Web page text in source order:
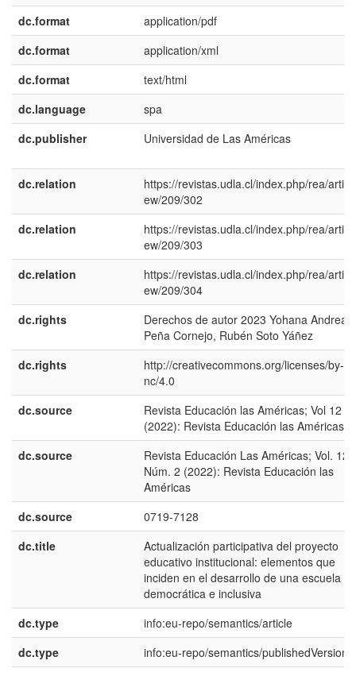
dc.format
application/pdf
dc.format
application/xml
dc.format
text/html
dc.language
spa
dc.publisher
Universidad de Las Américas
dc.relation
https://revistas.udla.cl/index.php/rea/
ew/209/302
dc.relation
https://revistas.udla.cl/index.php/rea/
ew/209/303
dc.relation
https://revistas.udla.cl/index.php/rea/
ew/209/304
dc.rights
Derechos de autor 2023 Yohana Andrea
Peña Cornejo, Rubén Soto Yáñez
dc.rights
http://creativecommons.org/licenses/by-
nc/4.0
dc.source
Revista Educación las Américas; Vol 12
(2022): Revista Educación las Américas
dc.source
Revista Educación Las Américas; Vol. 12
Núm. 2 (2022): Revista Educación las
Américas
dc.source
0719-7128
dc.title
Actualización participativa del proyecto
educativo institucional: elementos que
inciden en el desarrollo de una escuela
democrática e inclusiva
dc.type
info:eu-repo/semantics/article
dc.type
info:eu-repo/semantics/publishedVersion